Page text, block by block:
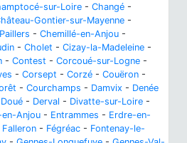
sur-Loire - Changé -
Gontier-sur-Mayenne -
- Chemillé-en-Anjou -
- Cholet - Cizay-la-Madeleine -
- Contest - Corcoué-sur-Logne -
- Corsept - Corzé - Couëron -
- Courchamps - Damvix - Denée
- Derval - Divatte-sur-Loire -
en-Anjou - Entrammes - Erdre-en-
Falleron - Fégréac - Fontenay-le-